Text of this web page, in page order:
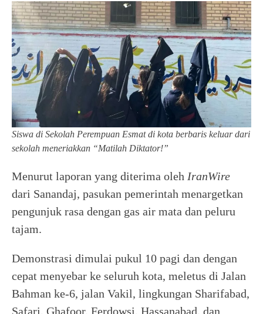
Siswa di Sekolah Perempuan Esmat di kota berbaris keluar dari
sekolah meneriakkan “Matilah Diktator!”
Menurut laporan yang diterima oleh IranWire
dari Sanandaj, pasukan pemerintah menargetkan
pengunjuk rasa dengan gas air mata dan peluru
tajam.
Demonstrasi dimulai pukul 10 pagi dan dengan
cepat menyebar ke seluruh kota, meletus di Jalan
Bahman ke-6, jalan Vakil, lingkungan Sharifabad,
Safari, Ghafoor, Ferdowsi, Hassanabad, dan